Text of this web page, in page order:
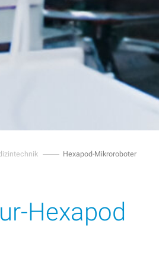
Hexapod-Mikroroboter
Hexapod